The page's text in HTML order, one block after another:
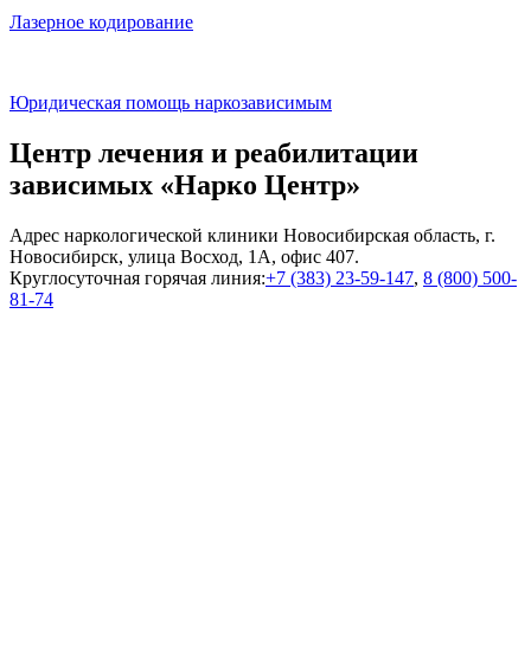
Лазерное кодирование
Юридическая помощь наркозависимым
Центр лечения и реабилитации
зависимых «Нарко Центр»
Адрес наркологической клиники Новосибирская область, г.
Новосибирск, улица Восход, 1А, офис 407.
Круглосуточная горячая линия:+7 (383) 23-59-147, 8 (800) 500-
81-74